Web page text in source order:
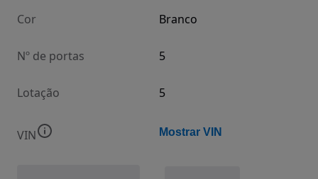
Cor Branco
Nº de portas 5
Lotação 5
VIN Mostrar VIN